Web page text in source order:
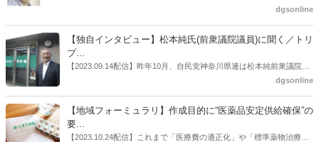
厚労省「医薬品の迅速・安定供給実現に向けた総合対策に関する有識
書がとりまとめられた。ドラビズon-lineでは検討会を総括する目的で
厚労省医政局医薬産業振興・医療情報企画課長（医薬産業振興・医療
情報企画課セルフケア・セルフメディケーション推進室長併任）安藤
公一氏や青山学院大学名誉教授の三村優美子氏、 日本保険薬局協会医
dgsonline
【独自インタビュー】松本純氏(前衆議院議員)に聞く／トリ
プ...
【2023.09.14配信】昨年10月、自民党神奈川県連は松本純前衆議院議
員を「自民党神奈川1区」（横浜市中区・磯子区・金沢区）の支部長
候補の前提となるもの。薬剤師に関わる政策に広く・深く関わってき
た同氏の復活に向けた薬剤師業界の期待には熱いものがある。不透明
感の払拭できない医療・介護・障害者サービスのトリプル改定等へ
dgsonline
【地域フォーミュラリ】作成目的に“医薬品安定供給確保”の
要...
【2023.10.24配信】これまで「医療費の適正化」や「標準薬物治療の